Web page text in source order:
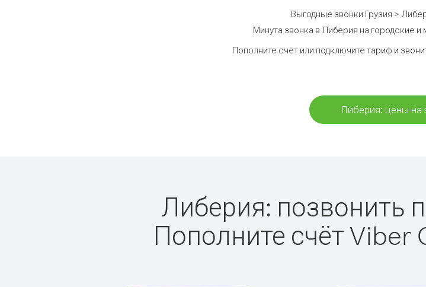
Выгодные звонки Грузия >
Минута звонка в Либерия на городские
Пополните счёт или подключите тариф и
Либерия: цены на
Либерия: позвонить
Пополните счёт